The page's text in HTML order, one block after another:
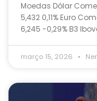
Moedas Dólar
5,432 0,11% Euro
6,245 -0,29% B3
março 15, 2026